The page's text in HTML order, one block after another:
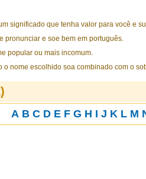
significado que tenha valor para você e
pronunciar e soe bem em português.
popular ou mais incomum.
o nome escolhido soa combinado com o
A B C D E F G H I J K L M